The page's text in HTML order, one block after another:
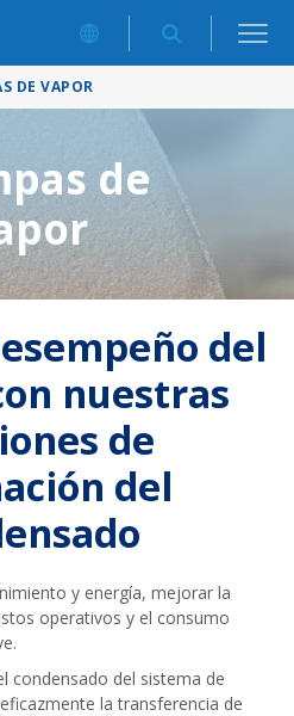
DE VAPOR
de
del
nuestras
de
del
y energía, mejorar la
operativos y el consumo
condensado del sistema de
la transferencia de